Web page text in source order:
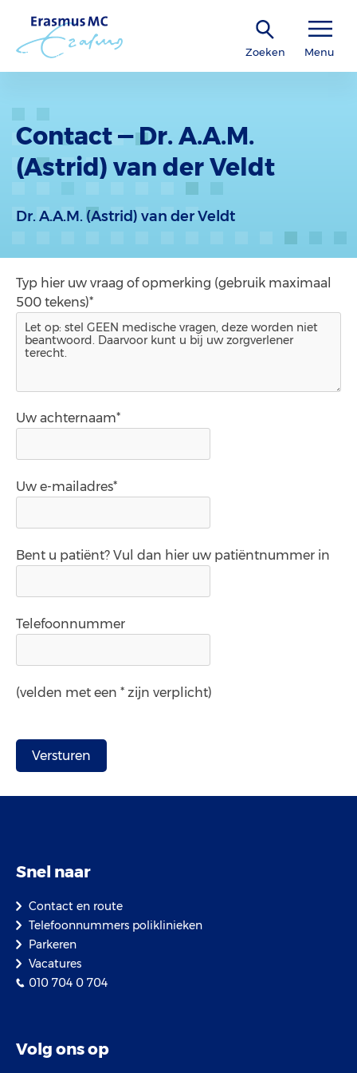
Zoeken Menu
Contact — Dr. A.A.M.
(Astrid) van der Veldt
Dr. A.A.M. (Astrid) van der Veldt
Typ hier uw vraag of opmerking (gebruik maximaal
500 tekens)*
Uw achternaam*
Uw e-mailadres*
Bent u patiënt? Vul dan hier uw patiëntnummer in
Telefoonnummer
(velden met een * zijn verplicht)
Snel naar
Contact en route
Telefoonnummers poliklinieken
Parkeren
Vacatures
010 704 0 704
Volg ons op